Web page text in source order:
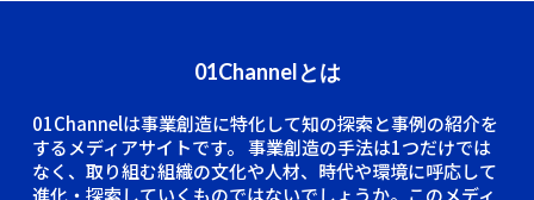
01Channelとは
01Channelは事業創造に特化して知の探索と事例の紹介を
するメディアサイトです。 事業創造の手法は1つだけでは
なく、取り組む組織の文化や人材、時代や環境に呼応して
進化・探索していくものではないでしょうか。このメディ